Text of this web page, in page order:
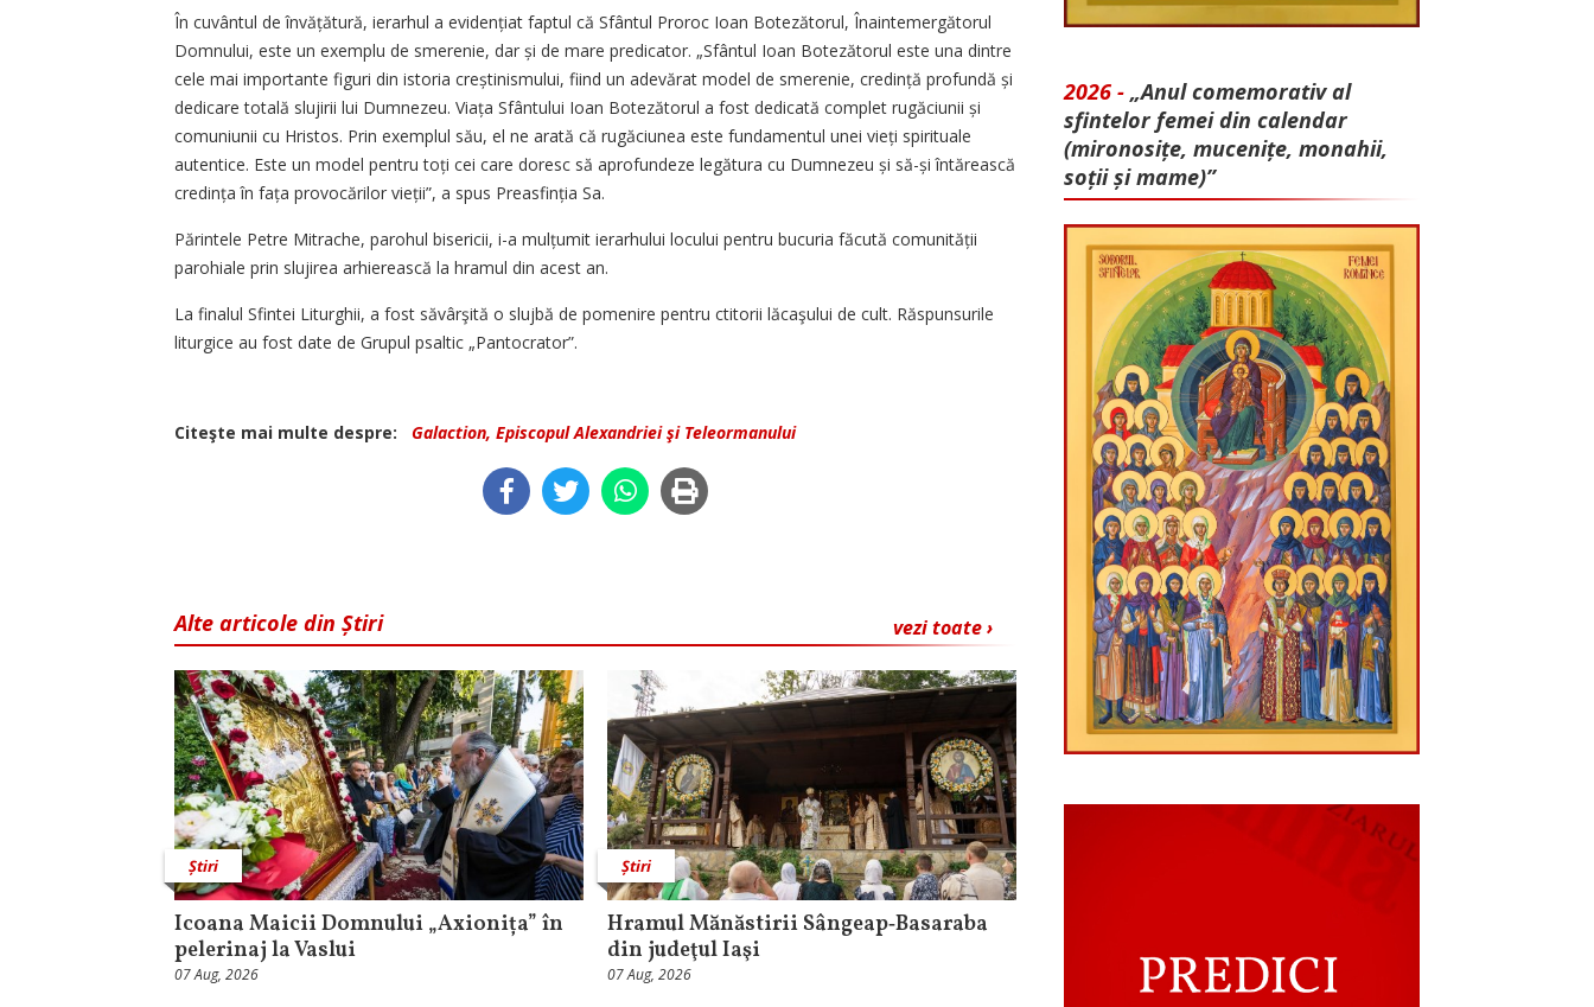
În cuvântul de învățătură, ierarhul a evidențiat faptul că Sfântul Proroc Ioan Botezătorul, Înaintemergătorul
Domnului, este un exemplu de smerenie, dar și de mare predicator. „Sfântul Ioan Botezătorul este una dintre
cele mai importante figuri din istoria creștinismului, fiind un adevărat model de smerenie, credință profundă și
dedicare totală slujirii lui Dumnezeu. Viața Sfântului Ioan Botezătorul a fost dedicată complet rugăciunii și
comuniunii cu Hristos. Prin exemplul său, el ne arată că rugăciunea este fundamentul unei vieți spirituale
autentice. Este un model pentru toți cei care doresc să aprofundeze legătura cu Dumnezeu și să-și întărească
credința în fața provocărilor vieții”, a spus Preasfinția Sa.
Părintele Petre Mitrache, parohul bisericii, i-a mulțumit ierarhului locului pentru bucuria făcută comunității
parohiale prin slujirea arhierească la hramul din acest an.
La finalul Sfintei Liturghii, a fost săvârşită o slujbă de pomenire pentru ctitorii lăcaşului de cult. Răspunsurile
liturgice au fost date de Grupul psaltic „Pantocrator”.
Citeşte mai multe despre: Galaction, Episcopul Alexandriei şi Teleormanului
vezi toate ›
Alte articole din Știri
Știri
Icoana Maicii Domnului „Axionița” în
pelerinaj la Vaslui
07 Aug, 2026
Știri
Hramul Mănăstirii Sângeap‑Basaraba
din judeţul Iaşi
07 Aug, 2026
2026 - „Anul comemorativ al
sfintelor femei din calendar
(mironosițe, mu­cenițe, monahii,
soții și mame)”